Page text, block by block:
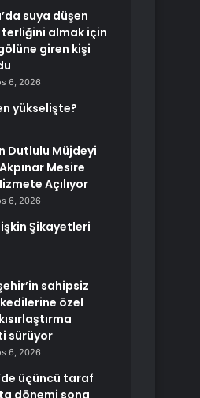
suya düşen
terliğini almak için
giren kişi
6, 2026
yükselişte?
Dutlulu Müjdeyi
Mesire
Açılıyor
6, 2026
Şikayetleri
sahipsiz
özel
sürüyor
6, 2026
üçüncü taraf
dönemi sona